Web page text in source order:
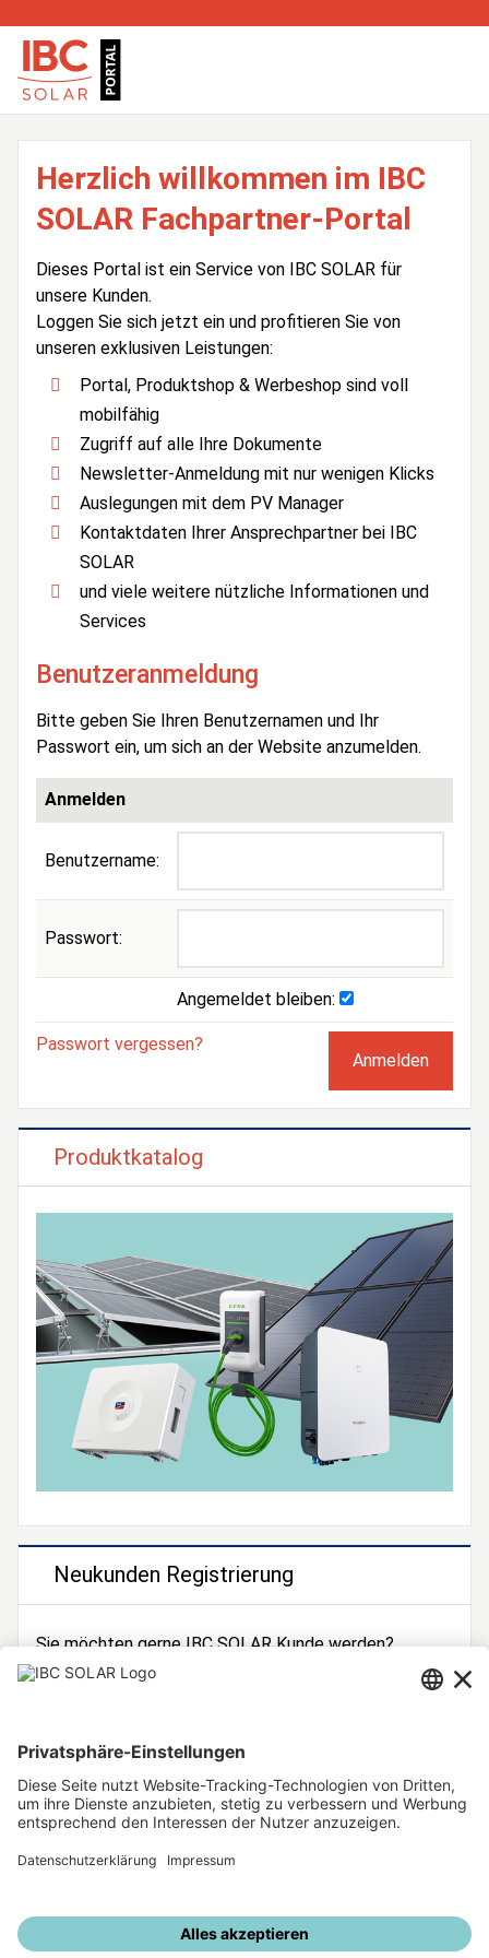
Herzlich willkommen im IBC
SOLAR Fachpartner-Portal
Dieses Portal ist ein Service von IBC SOLAR für
unsere Kunden.
Loggen Sie sich jetzt ein und profitieren Sie von
unseren exklusiven Leistungen:
Portal, Produktshop & Werbeshop sind voll
mobilfähig
Zugriff auf alle Ihre Dokumente
Newsletter-Anmeldung mit nur wenigen Klicks
Auslegungen mit dem PV Manager
Kontaktdaten Ihrer Ansprechpartner bei IBC
SOLAR
und viele weitere nützliche Informationen und
Services
Benutzeranmeldung
Bitte geben Sie Ihren Benutzernamen und Ihr
Passwort ein, um sich an der Website anzumelden.
Anmelden
Benutzername:
Passwort:
Angemeldet bleiben:
Passwort vergessen?
Produktkatalog
Neukunden Registrierung
Sie möchten gerne IBC SOLAR Kunde werden?
Dann registrieren Sie sich jetzt!
Unsere weiteren Angebote
IBC SOLAR Webseite